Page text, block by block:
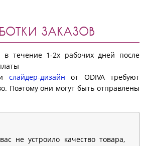
ЗАКАЗОВ
в течение 1-2х рабочих дней после
слайдер-дизайн от ODIVA требуют
Поэтому они могут быть отправлены
не устроило качество товара,